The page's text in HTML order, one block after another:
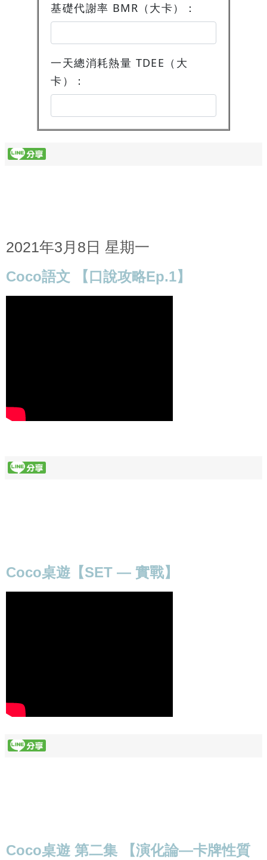
基礎代謝率 BMR（大卡）：
一天總消耗熱量 TDEE（大
卡）：
2021年3月8日 星期一
Coco語文 【口說攻略Ep.1】
Coco桌遊【SET — 實戰】
Coco桌遊 第二集 【演化論—卡牌性質